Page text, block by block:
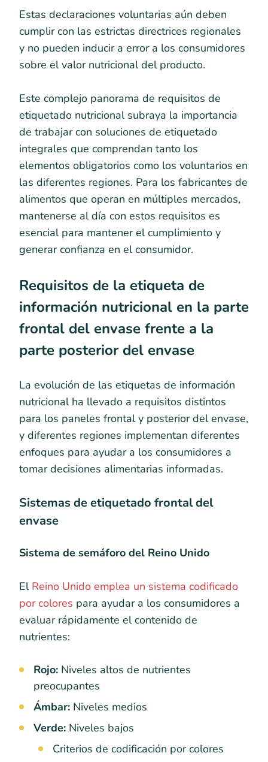
Estas declaraciones voluntarias aún deben
cumplir con las estrictas directrices regionales
y no pueden inducir a error a los consumidores
sobre el valor nutricional del producto.
Este complejo panorama de requisitos de
etiquetado nutricional subraya la importancia
de trabajar con soluciones de etiquetado
integrales que comprendan tanto los
elementos obligatorios como los voluntarios en
las diferentes regiones. Para los fabricantes de
alimentos que operan en múltiples mercados,
mantenerse al día con estos requisitos es
esencial para mantener el cumplimiento y
generar confianza en el consumidor.
Requisitos de la etiqueta de
información nutricional en la parte
frontal del envase frente a la
parte posterior del envase
La evolución de las etiquetas de información
nutricional ha llevado a requisitos distintos
para los paneles frontal y posterior del envase,
y diferentes regiones implementan diferentes
enfoques para ayudar a los consumidores a
tomar decisiones alimentarias informadas.
Sistemas de etiquetado frontal del
envase
Sistema de semáforo del Reino Unido
El Reino Unido emplea un sistema codificado
por colores para ayudar a los consumidores a
evaluar rápidamente el contenido de
nutrientes:
Rojo: Niveles altos de nutrientes
preocupantes
Ámbar: Niveles medios
Verde: Niveles bajos
Criterios de codificación por colores